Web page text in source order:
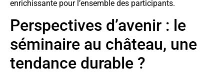
enrichissante pour l’ensemble des participants.
Perspectives d’avenir : le
séminaire au château, une
tendance durable ?